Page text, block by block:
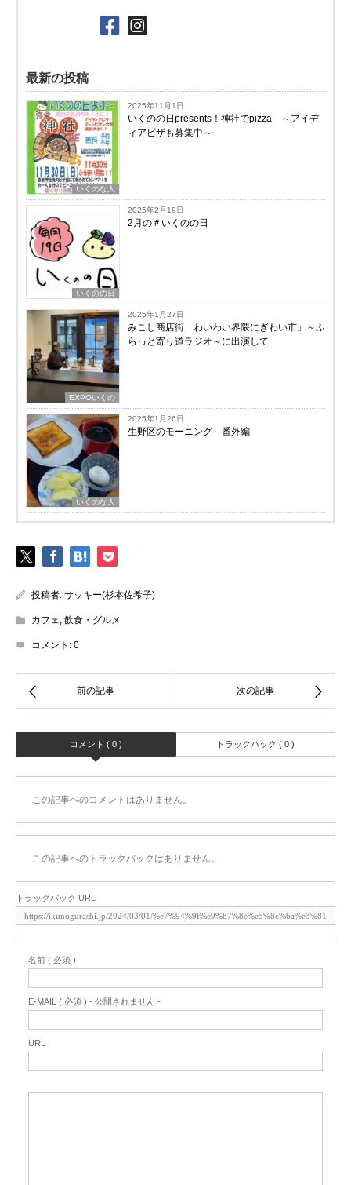
最新の投稿
いくのな人
2025年11月1日
いくのの日presents！神社でpizza ～アイデ
ィアピザも募集中～
いくのの日
2025年2月19日
2月の＃いくのの日
EXPOいくの
2025年1月27日
みこし商店街「わいわい界隈にぎわい市」～ふ
らっと寄り道ラジオ～に出演して
いくのな人
2025年1月26日
生野区のモーニング 番外編
投稿者: サッキー(杉本佐希子)
カフェ, 飲食・グルメ
コメント: 0
コメント ( 0 ) トラックバック ( 0 )
この記事へのコメントはありません。
この記事へのトラックバックはありません。
トラックバック URL
名前 ( 必須 )
E-MAIL ( 必須 ) - 公開されません -
URL